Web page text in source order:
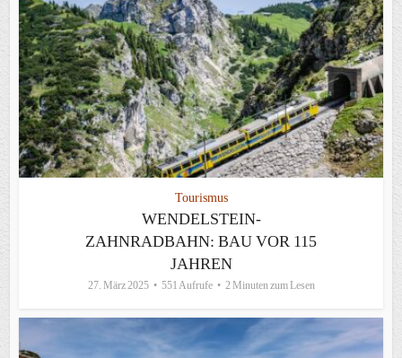
Tourismus
WENDELSTEIN-
ZAHNRADBAHN: BAU VOR 115
JAHREN
27. März 2025 551 Aufrufe 2 Minuten zum Lesen